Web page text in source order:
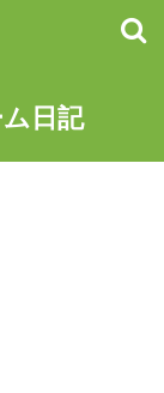
日記